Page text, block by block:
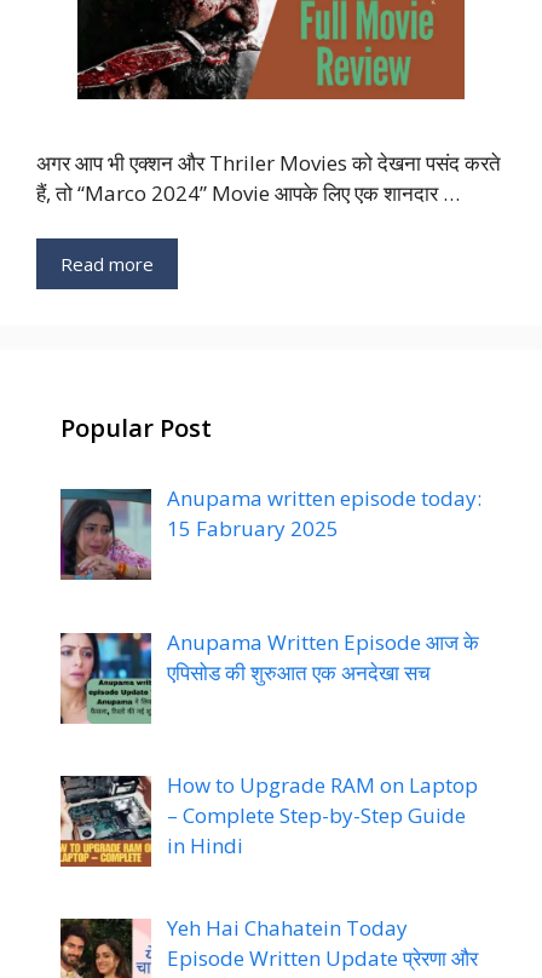
अगर आप भी एक्शन और Thriler Movies को देखना पसंद करते
हैं, तो “Marco 2024” Movie आपके लिए एक शानदार …
Read more
Popular Post
Anupama written episode today:
15 Fabruary 2025
Anupama Written Episode आज के
एपिसोड की शुरुआत एक अनदेखा सच
How to Upgrade RAM on Laptop
– Complete Step-by-Step Guide
in Hindi
Yeh Hai Chahatein Today
Episode Written Update प्रेरणा और